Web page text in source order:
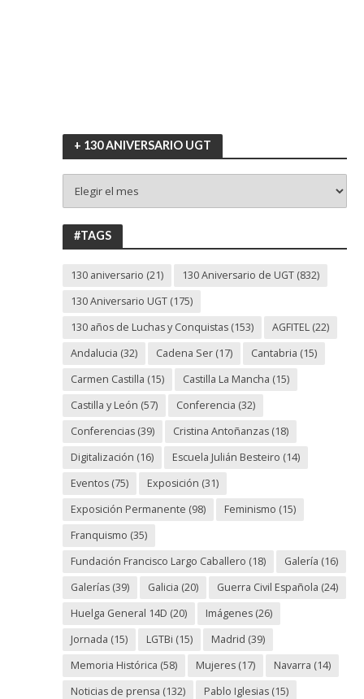
+ 130 ANIVERSARIO UGT
130
ANIVERSARIO
UGT
#TAGS
130 aniversario (21) 130 Aniversario de UGT(832)
130 Aniversario UGT(175)
130 años de Luchas y Conquistas(153) AGFITEL(22)
Andalucia (32) Cadena Ser(17) Cantabria (15)
Carmen Castilla (15) Castilla La Mancha (15)
Castilla y León (57) Conferencia (32)
Conferencias(39) Cristina Antoñanzas(18)
Digitalización (16) Escuela Julián Besteiro (14)
Eventos(75) Exposición (31)
Exposición Permanente (98) Feminismo (15)
Franquismo (35)
Fundación Francisco Largo Caballero (18) Galería (16)
Galerías(39) Galicia (20) Guerra Civil Española (24)
Huelga General 14D (20) Imágenes(26)
Jornada (15) LGTBi (15) Madrid (39)
Memoria Histórica (58) Mujeres(17) Navarra (14)
Noticias de prensa (132) Pablo Iglesias(15)